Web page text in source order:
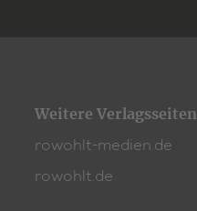
Weitere Verlagsseiten
rowohlt-medien.de
rowohlt.de